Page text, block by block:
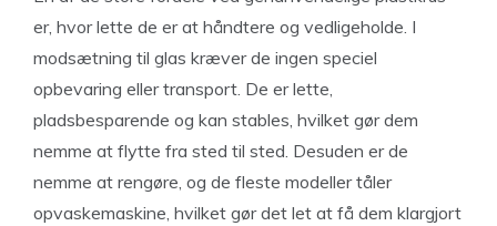
er, hvor lette de er at håndtere og vedligeholde. I
modsætning til glas kræver de ingen speciel
opbevaring eller transport. De er lette,
pladsbesparende og kan stables, hvilket gør dem
nemme at flytte fra sted til sted. Desuden er de
nemme at rengøre, og de fleste modeller tåler
opvaskemaskine, hvilket gør det let at få dem klargjort